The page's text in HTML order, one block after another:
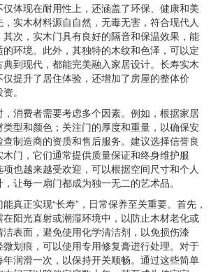
体现在耐用性上，还涵盖了环保、健康和美
实木材料源自自然，无毒无害，符合现代人
次，实木门具有良好的隔音和保温效果，能
环境。此外，其独特的木纹和色泽，可以定
到现代，都能完美融入家居设计。长寿实木
提升了居住体验，还增加了房屋的整体价
。
消费者需要考虑多个因素。例如，根据家居
型和颜色；关注门的厚度和重量，以确保安
制造商的资质和售后服务。建议选择信誉良
门，它们通常提供质量保证和终身维护服
也越来越受欢迎，可以根据空间尺寸和个人
让每一扇门都成为独一无二的艺术品。
真正实现“长寿”，日常保养至关重要。首先，
阳光直射或潮湿环境中，以防止木材老化或
表面，避免使用化学清洁剂，以免损伤漆
划痕，可以使用专用修复膏进行处理。对于
润滑一次，以保持开关顺畅。通过这些简单